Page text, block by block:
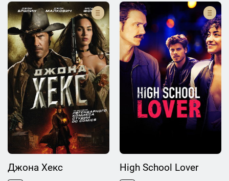
Джона Хекс High School Lover